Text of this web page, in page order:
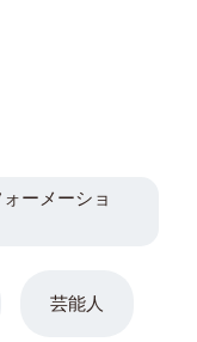
芸能人
ーメーショ